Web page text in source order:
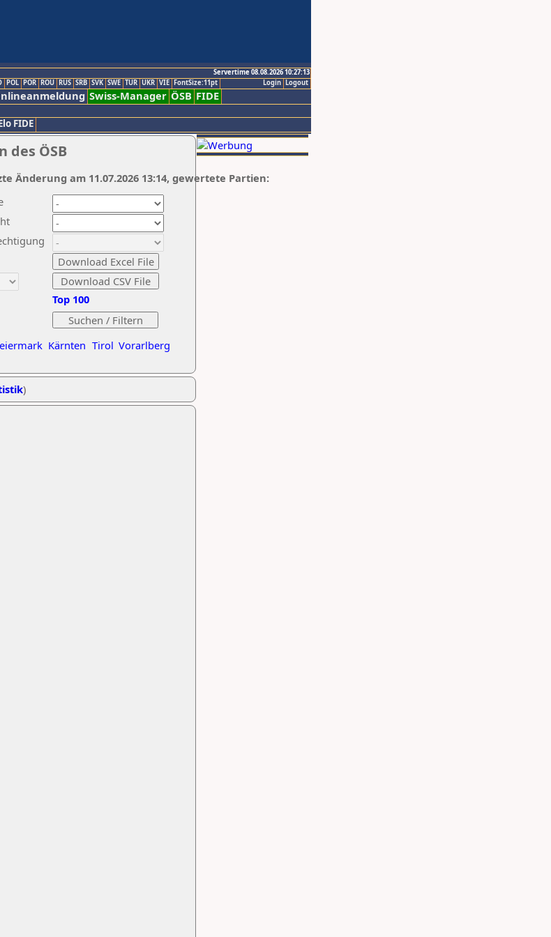
Servertime 08.08.2026 10:27:13
Logout
Login
POL POR ROU RUS SRB SVK SWE TUR UKR VIE FontSize:11pt
Swiss-Manager ÖSB FIDE
FIDE
des ÖSB
Kärnten Tirol Vorarlberg
Top 100
Änderung am 11.07.2026 13:14, gewertete Partien:
)